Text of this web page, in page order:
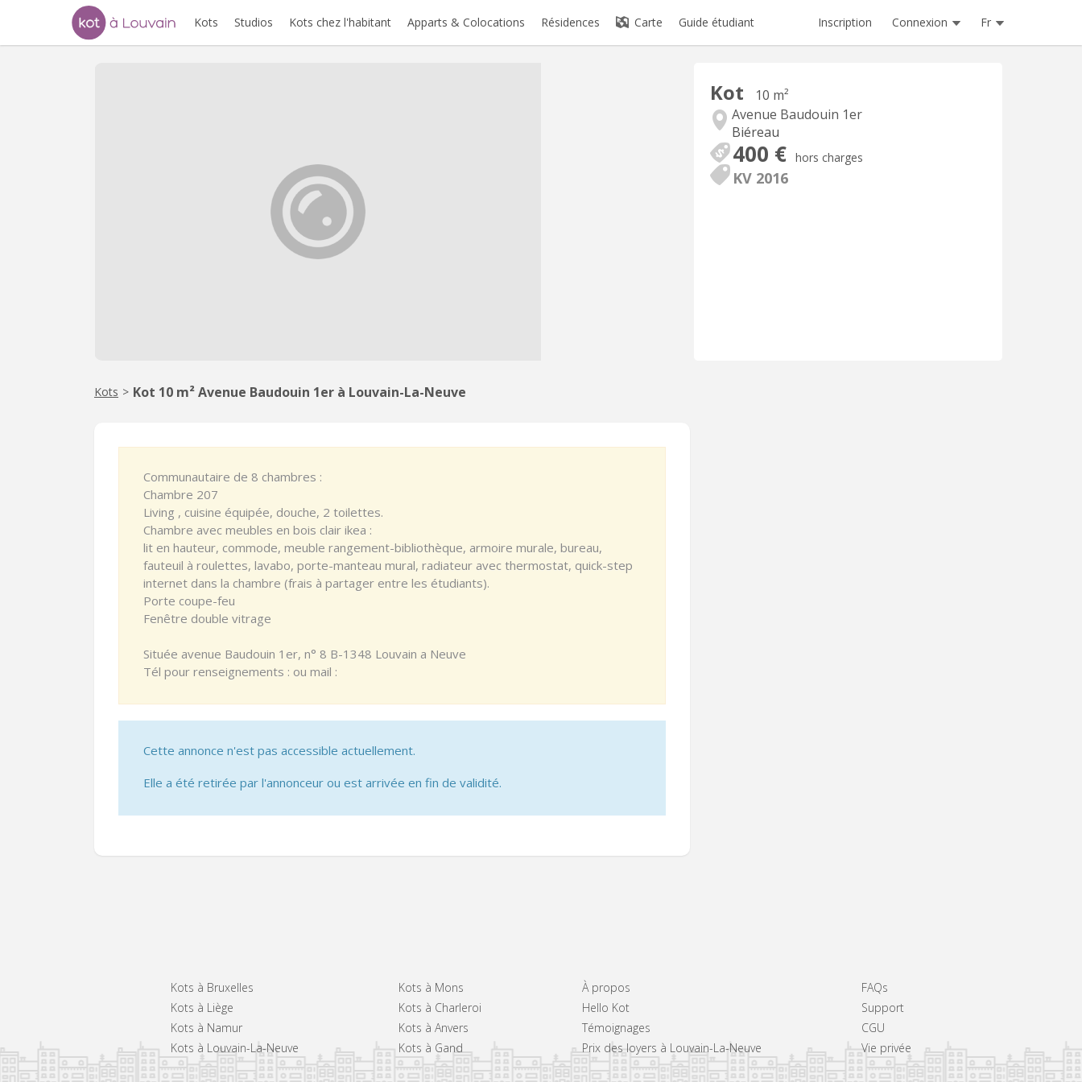
Kots Studios Kots chez l'habitant Apparts & Colocations Résidences Carte Guide étudiant Inscription Connexion Fr
Kot
10 m²
Avenue Baudouin 1er
Biéreau
400 € hors charges
KV 2016
Kots > Kot 10 m² Avenue Baudouin 1er à Louvain-La-Neuve
Communautaire de 8 chambres :
Chambre 207
Living , cuisine équipée, douche, 2 toilettes.
Chambre avec meubles en bois clair ikea :
lit en hauteur, commode, meuble rangement-bibliothèque, armoire murale, bureau,
fauteuil à roulettes, lavabo, porte-manteau mural, radiateur avec thermostat, quick-step
internet dans la chambre (frais à partager entre les étudiants).
Porte coupe-feu
Fenêtre double vitrage
Située avenue Baudouin 1er, n° 8 B-1348 Louvain a Neuve
Tél pour renseignements : ou mail :
Cette annonce n'est pas accessible actuellement.
Elle a été retirée par l'annonceur ou est arrivée en fin de validité.
Kots à Bruxelles
Kots à Liège
Kots à Namur
Kots à Louvain-La-Neuve
Kots à Mons
Kots à Charleroi
Kots à Anvers
Kots à Gand
À propos
Hello Kot
Témoignages
Prix des loyers à Louvain-La-Neuve
FAQs
Support
CGU
Vie privée